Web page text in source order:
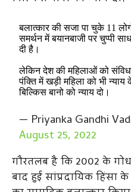
बलात्कार की सजा पा चुके 11
समर्थन में बयानबाजी पर चुप्पी
दी है।
लेकिन देश की महिलाओं को
पंक्ति में खड़ी महिला को भी
बिल्किस बानो को न्याय दो।
— Priyanka Gandhi
August 25, 2022
गौरतलब है कि 2002 के
बाद हुई सांप्रदायिक हिंसा